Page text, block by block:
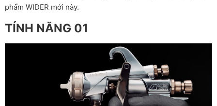
phẩm WIDER mới này.
TÍNH NĂNG 01